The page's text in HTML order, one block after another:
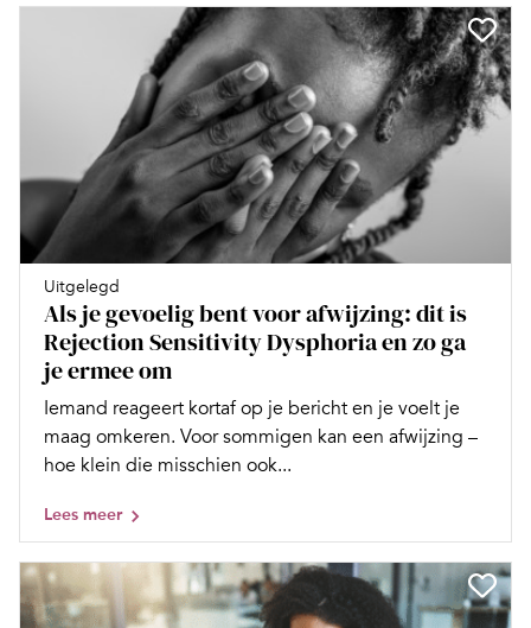
Uitgelegd
Als je gevoelig bent voor afwijzing: dit is
Rejection Sensitivity Dysphoria en zo ga
je ermee om
Iemand reageert kortaf op je bericht en je voelt je
maag omkeren. Voor sommigen kan een afwijzing –
hoe klein die misschien ook...
Lees meer